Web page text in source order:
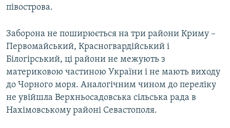
півострова.
Заборона не поширюється на три райони Криму –
Первомайський, Красногвардійський і
Білогірський, ці райони не межують з
материковою частиною України і не мають виходу
до Чорного моря. Аналогічним чином до переліку
не увійшла Верхньосадовська сільська рада в
Нахімовському районі Севастополя.